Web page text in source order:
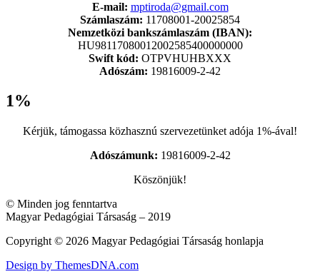
E-mail: mptiroda@gmail.com
Számlaszám: 11708001-20025854
Nemzetközi bankszámlaszám (IBAN):
HU98117080012002585400000000
Swift kód: OTPVHUHBXXX
Adószám: 19816009-2-42
1%
Kérjük, támogassa közhasznú szervezetünket adója 1%-ával!
Adószámunk: 19816009-2-42
Köszönjük!
© Minden jog fenntartva
Magyar Pedagógiai Társaság – 2019
Copyright © 2026 Magyar Pedagógiai Társaság honlapja
Design by ThemesDNA.com